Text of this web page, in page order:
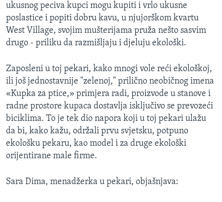
ŽENSKA STRANA
IZBJEGLIČKA STRANA
MAGAZIN
O GLASU AMERIKE
Learning English
PRATITE NAS
Jezici
ukusnog peciva kupci mogu kupiti i vrlo ukusne
poslastice i popiti dobru kavu, u njujorškom kvartu
West Village, svojim mušterijama pruža nešto sasvim
drugo - priliku da razmišljaju i djeluju ekološki.
Zaposleni u toj pekari, kako mnogi vole reći ekološkoj,
ili još jednostavnije "zelenoj," prilično neobičnog imena
«Kupka za ptice,» primjera radi, proizvode u stanove i
radne prostore kupaca dostavlja isključivo se prevozeći
biciklima. To je tek dio napora koji u toj pekari ulažu
da bi, kako kažu, održali prvu svjetsku, potpuno
ekološku pekaru, kao model i za druge ekološki
orijentirane male firme.
Sara Dima, menadžerka u pekari, objašnjava: